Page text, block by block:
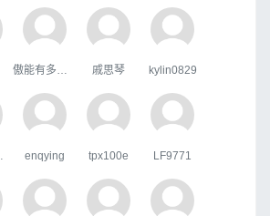
戚思琴 kylin0829
enqying tpx100e LF9771